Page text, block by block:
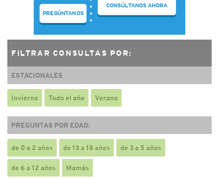
PREGÚNTANOS
CONSÚLTANOS AHORA
FILTRAR CONSULTAS POR:
ESTACIONALES
Invierno Todo el año Verano
PREGUNTAS POR EDAD:
de 0 a 2 años de 13 a 18 años de 3 a 5 años
de 6 a 12 años Mamás